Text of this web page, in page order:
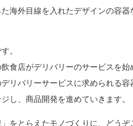
海外目線を入れたデザインの容
。
食店がデリバリーのサービスを始
リバリーサービスに求められる容
し、商品開発を進めていきます。
をとらえたモノづくりに、どうぞ